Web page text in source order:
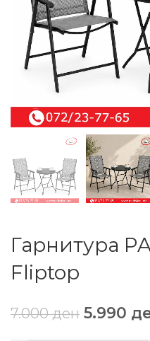
Гарнитура
Fliptop
7.000ден 5.990